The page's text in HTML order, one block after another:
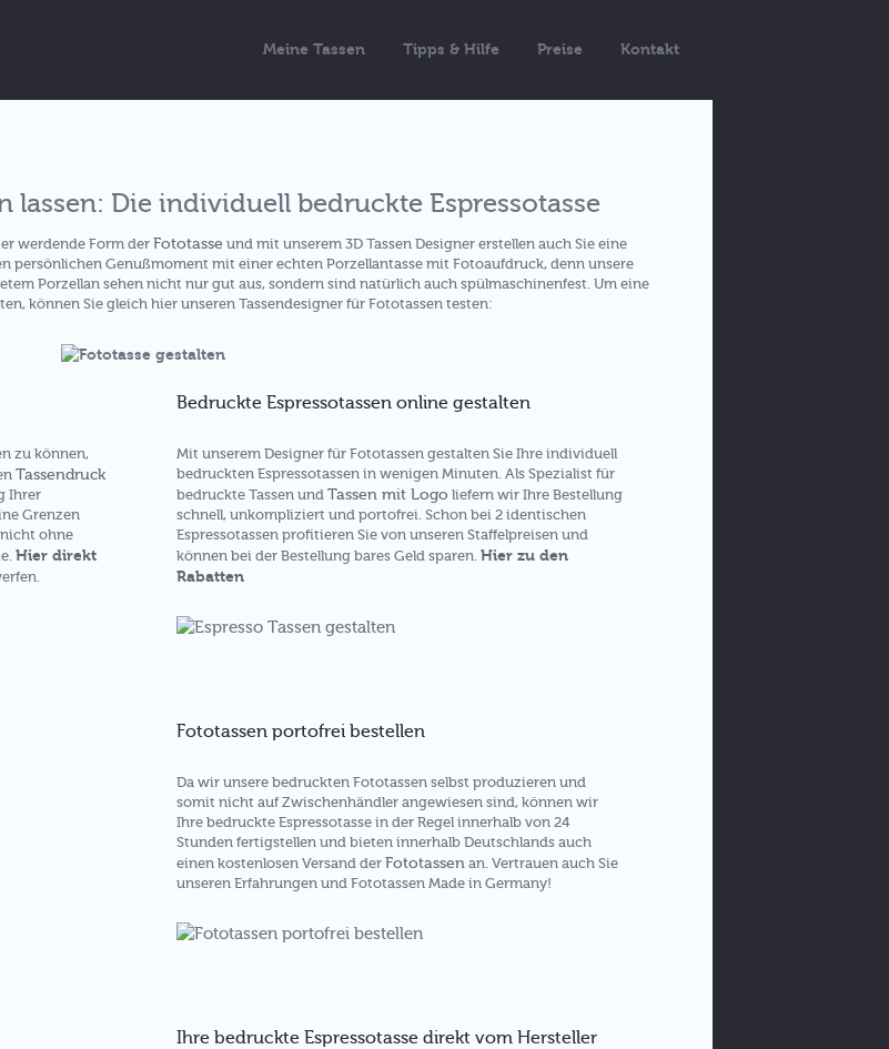
Meine Tassen Tipps & Hilfe Preise Kontakt
lassen: Die individuell bedruckte Espressotasse
werdende Form der Fototasse und mit unserem 3D Tassen Designer erstellen auch Sie eine
persönlichen Genußmoment mit einer echten Porzellantasse mit Fotoaufdruck, denn unsere
Porzellan sehen nicht nur gut aus, sondern sind natürlich auch spülmaschinenfest. Um eine
können Sie gleich hier unseren Tassendesigner für Fototassen testen:
zu können,
Tassendruck
Ihrer
Grenzen
ohne
Hier direkt
Bedruckte Espressotassen online gestalten
Mit unserem Designer für Fototassen gestalten Sie Ihre individuell
bedruckten Espressotassen in wenigen Minuten. Als Spezialist für
bedruckte Tassen und Tassen mit Logo liefern wir Ihre Bestellung
schnell, unkompliziert und portofrei. Schon bei 2 identischen
Espressotassen profitieren Sie von unseren Staffelpreisen und
können bei der Bestellung bares Geld sparen. Hier zu den
Rabatten
Fototassen portofrei bestellen
Da wir unsere bedruckten Fototassen selbst produzieren und
somit nicht auf Zwischenhändler angewiesen sind, können wir
Ihre bedruckte Espressotasse in der Regel innerhalb von 24
Stunden fertigstellen und bieten innerhalb Deutschlands auch
einen kostenlosen Versand der Fototassen an. Vertrauen auch Sie
unseren Erfahrungen und Fototassen Made in Germany!
Ihre bedruckte Espressotasse direkt vom Hersteller